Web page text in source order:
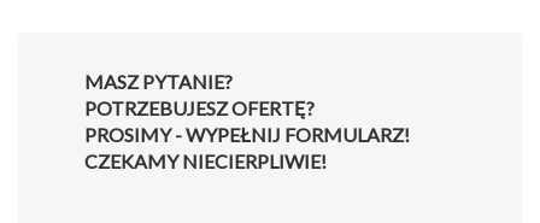
MASZ PYTANIE?
POTRZEBUJESZ OFERTĘ?
PROSIMY - WYPEŁNIJ FORMULARZ!
CZEKAMY NIECIERPLIWIE!